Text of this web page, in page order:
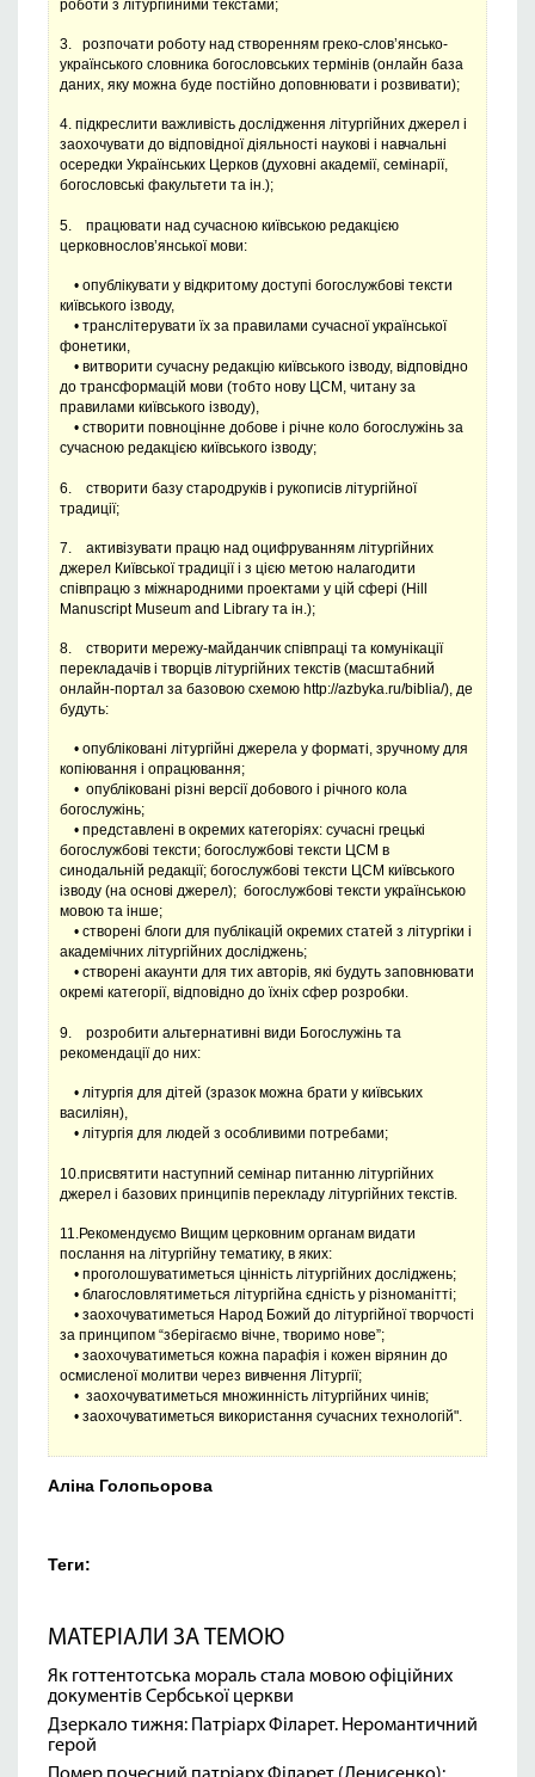
роботи з літургійними текстами;
3. розпочати роботу над створенням греко-слов’янсько-
українського словника богословських термінів (онлайн база
даних, яку можна буде постійно доповнювати і розвивати);
4. підкреслити важливість дослідження літургійних джерел і
заохочувати до відповідної діяльності наукові і навчальні
осередки Українських Церков (духовні академії, семінарії,
богословські факультети та ін.);
5. працювати над сучасною київською редакцією
церковнослов’янської мови:
• опублікувати у відкритому доступі богослужбові тексти
київського ізводу,
• транслітерувати їх за правилами сучасної української
фонетики,
• витворити сучасну редакцію київського ізводу, відповідно
до трансформацій мови (тобто нову ЦСМ, читану за
правилами київського ізводу),
• створити повноцінне добове і річне коло богослужінь за
сучасною редакцією київського ізводу;
6. створити базу стародруків і рукописів літургійної
традиції;
7. активізувати працю над оцифруванням літургійних
джерел Київської традиції і з цією метою налагодити
співпрацю з міжнародними проектами у цій сфері (Hill
Manuscript Museum and Library та ін.);
8. створити мережу-майданчик співпраці та комунікації
перекладачів і творців літургійних текстів (масштабний
онлайн-портал за базовою схемою http://azbyka.ru/biblia/), де
будуть:
• опубліковані літургійні джерела у форматі, зручному для
копіювання і опрацювання;
• опубліковані різні версії добового і річного кола
богослужінь;
• представлені в окремих категоріях: сучасні грецькі
богослужбові тексти; богослужбові тексти ЦСМ в
синодальній редакції; богослужбові тексти ЦСМ київського
ізводу (на основі джерел); богослужбові тексти українською
мовою та інше;
• створені блоги для публікацій окремих статей з літургіки і
академічних літургійних досліджень;
• створені акаунти для тих авторів, які будуть заповнювати
окремі категорії, відповідно до їхніх сфер розробки.
9. розробити альтернативні види Богослужінь та
рекомендації до них:
• літургія для дітей (зразок можна брати у київських
василіян),
• літургія для людей з особливими потребами;
10.присвятити наступний семінар питанню літургійних
джерел і базових принципів перекладу літургійних текстів.
11.Рекомендуємо Вищим церковним органам видати
послання на літургійну тематику, в яких:
• проголошуватиметься цінність літургійних досліджень;
• благословлятиметься літургійна єдність у різноманітті;
• заохочуватиметься Народ Божий до літургійної творчості
за принципом “зберігаємо вічне, творимо нове”;
• заохочуватиметься кожна парафія і кожен вірянин до
осмисленої молитви через вивчення Літургії;
• заохочуватиметься множинність літургійних чинів;
• заохочуватиметься використання сучасних технологій".
Аліна Голопьорова
Теги:
МАТЕРІАЛИ ЗА ТЕМОЮ
Як готтентотська мораль стала мовою офіційних
документів Сербської церкви
Дзеркало тижня: Патріарх Філарет. Неромантичний
герой